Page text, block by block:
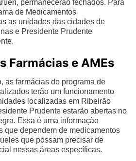
permanecerão fechados. Para
de Medicamentos
as unidades das cidades de
e Presidente Prudente
Farmácias e AMEs
as farmácias do programa de
terão um funcionamento
localizadas em Ribeirão
Prudente estarão abertas no
Essa é uma informação
que dependem de medicamentos
que possam precisar de
nessas áreas específicas.